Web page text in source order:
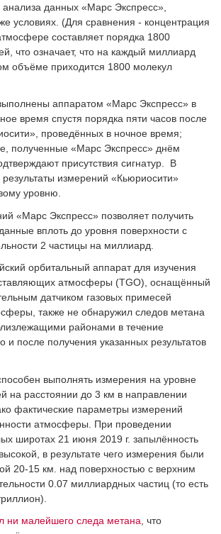
анализа данных «Марс Экспресс»,
условиях. (Для сравнения - концентрация
составляет порядка 1800
что означает, что на каждый миллиард
объёме приходится 1800 молекул
аппаратом «Марс Экспресс» в
время спустя порядка пяти часов после
проведённых в ночное время;
полученные «Марс Экспресс» днём
присутствия сигнатур. В
измерений «Кьюриосити»
уровню.
«Марс Экспресс» позволяет получить
вплоть до уровня поверхности с
2 частицы на миллиард.
орбитальный аппарат для изучения
атмосферы (TGO), оснащённый
датчиком газовых примесей
также не обнаружил следов метана
районами в течение
и после получения указанных результатов
выполнять измерения на уровне
на расстоянии до 3 км в направлении
фактические параметры измерений
атмосферы. При проведении
широтах 21 июня 2019 г. запылённость
в результате чего измерения были
20-15 км. над поверхностью с верхним
0.07 миллиардных частиц (то есть
ни малейшего следа метана , что